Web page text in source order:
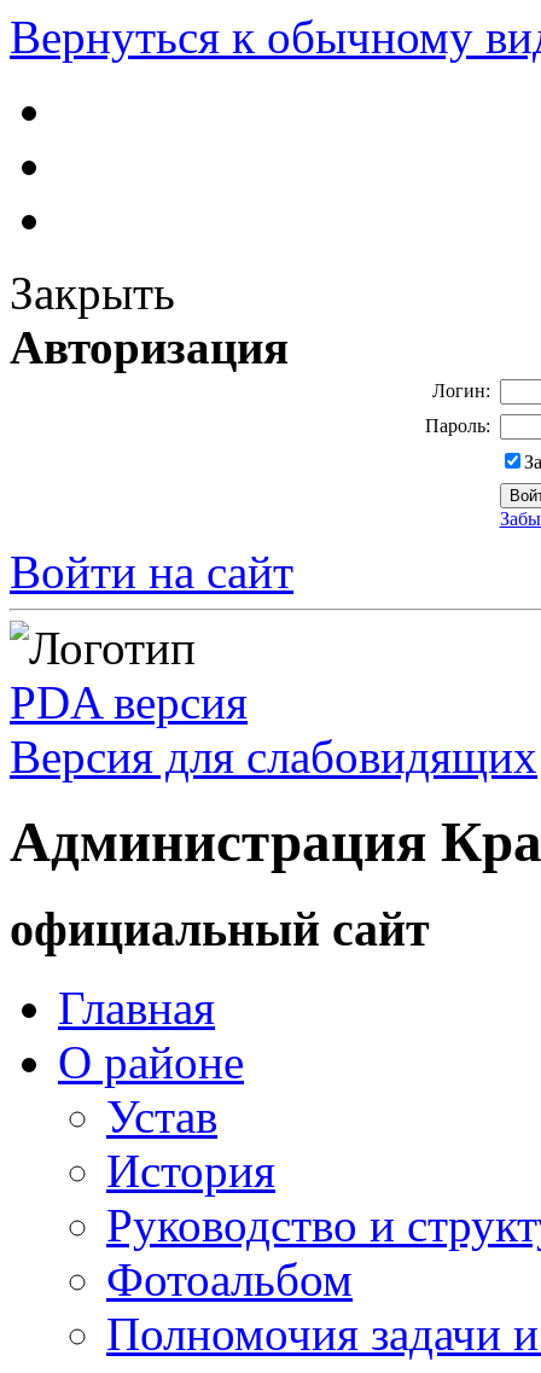
Вернуться к обычному
Закрыть
Авторизация
Логин:
Пароль:
Войти на сайт
PDA версия
Версия для слабовидящих
Администрация
официальный сайт
Главная
О районе
Устав
История
Руководство и
Фотоальбом
Полномочия задачи